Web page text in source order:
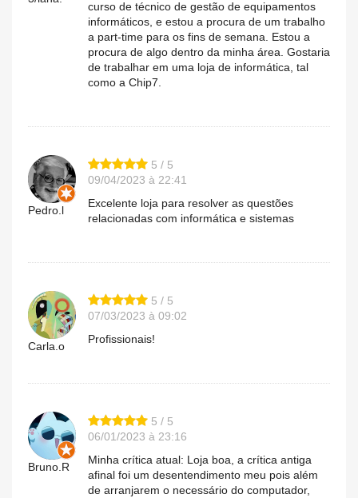
curso de técnico de gestão de equipamentos
informáticos, e estou a procura de um trabalho
a part-time para os fins de semana. Estou a
procura de algo dentro da minha área. Gostaria
de trabalhar em uma loja de informática, tal
como a Chip7.
Pedro.l
5 / 5
09/04/2023 à 22:41
Excelente loja para resolver as questões
relacionadas com informática e sistemas
Carla.o
5 / 5
07/03/2023 à 09:02
Profissionais!
Bruno.R
5 / 5
06/01/2023 à 23:16
Minha crítica atual: Loja boa, a crítica antiga
afinal foi um desentendimento meu pois além
de arranjarem o necessário do computador,